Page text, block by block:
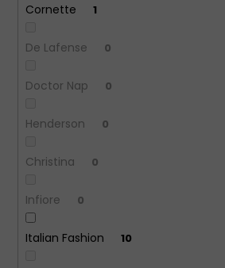
Cornette 1
De Lafense 0
Doctor Nap 0
Henderson 0
Christina 0
Infiore 0
Italian Fashion 10